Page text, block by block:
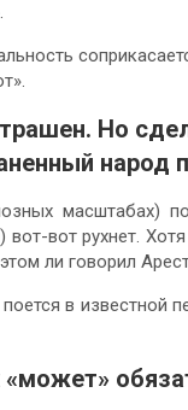
Но
народ
масштабах)
вот рухнет.
ли говорил
в известной